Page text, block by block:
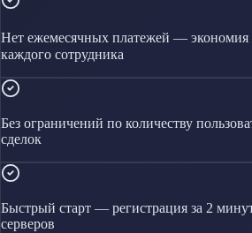
Нет ежемесячных платежей — экономия
каждого сотрудника
Без ограничений по количеству
сделок
Быстрый старт — регистрация за 2
серверов